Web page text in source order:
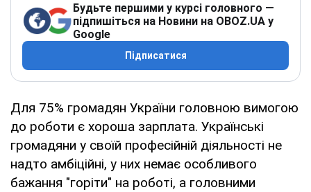
Будьте першими у курсі головного —
підпишіться на Новини на OBOZ.UA у
Google
Підписатися
Для 75% громадян України головною вимогою
до роботи є хороша зарплата. Українські
громадяни у своїй професійній діяльності не
надто амбіційні, у них немає особливого
бажання "горіти" на роботі, а головними